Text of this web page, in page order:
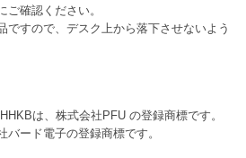
ご確認ください。
ですので、デスク上から落下させないよう
は、株式会社PFU の登録商標です。
ード電子の登録商標です。